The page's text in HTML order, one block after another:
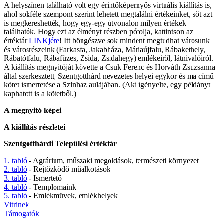
A helyszínen található volt egy érintőképernyős virtuális kiállítás is,
ahol sokféle szempont szerint lehetett megtalálni értékeinket, sőt azt
is megkereshették, hogy egy-egy útvonalon milyen értékek
találhatók. Hogy ezt az élményt részben pótolja, kattintson az
értéktárLINKjére! Itt böngészve sok mindent megtudhat városunk
és városrészeink (Farkasfa, Jakabháza, Máriaújfalu, Rábakethely,
Rábatótfalu, Rábafüzes, Zsida, Zsidahegy) emlékeiről, látnivalóiról.
A kiállítás megnyitóját követte a Csuk Ferenc és Horváth Zsuzsanna
által szerkesztett, Szentgotthárd nevezetes helyei egykor és ma című
kötet ismertetése a Színház aulájában. (Aki igényelte, egy példányt
kaphatott is a kötetből.)
A megnyitó képei
A kiállítás részletei
Szentgotthárdi Települési értéktár
1. tabló - Agrárium, műszaki megoldások, természeti környezet
2. tabló - Rejtőzködő műalkotások
3. tabló - Ismertető
4. tabló - Templomaink
5. tabló - Emlékművek, emlékhelyek
Vitrinek
Támogatók